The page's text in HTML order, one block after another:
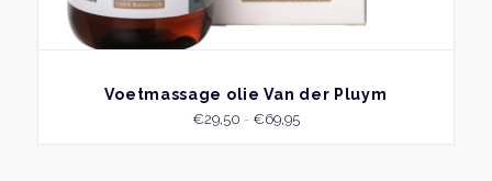
BEKIJK
Voetmassage olie Van der Pluym
€29,50 - €69,95Prijsklasse: